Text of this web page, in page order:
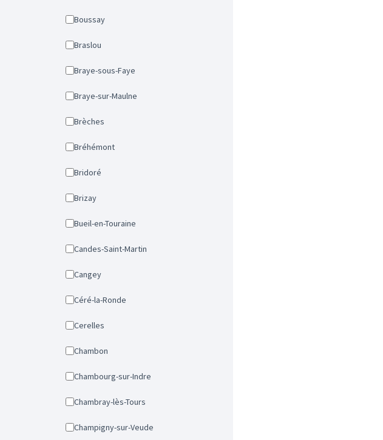
Boussay
Braslou
Braye-sous-Faye
Braye-sur-Maulne
Brèches
Bréhémont
Bridoré
Brizay
Bueil-en-Touraine
Candes-Saint-Martin
Cangey
Céré-la-Ronde
Cerelles
Chambon
Chambourg-sur-Indre
Chambray-lès-Tours
Champigny-sur-Veude